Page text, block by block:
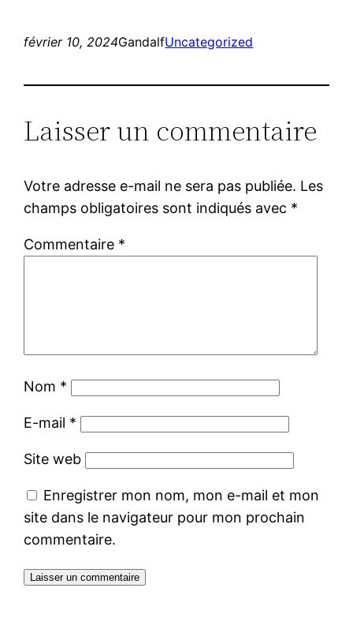
février 10, 2024GandalfUncategorized
Laisser un commentaire
Votre adresse e-mail ne sera pas publiée. Les
champs obligatoires sont indiqués avec *
Commentaire *
Nom *
E-mail *
Site web
Enregistrer mon nom, mon e-mail et mon
site dans le navigateur pour mon prochain
commentaire.